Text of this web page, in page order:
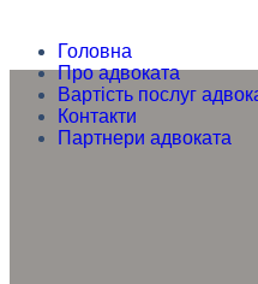
Головна
Про адвоката
Вартість послуг
Контакти
Партнери адвоката